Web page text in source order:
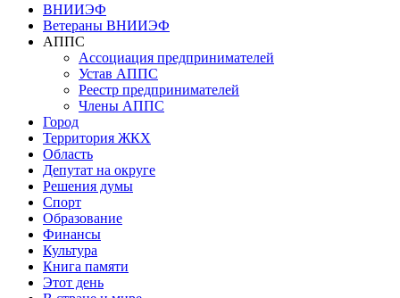
ВНИИЭФ
Ветераны ВНИИЭФ
АППС
Ассоциация предпринимателей
Устав АППС
Реестр предпринимателей
Члены АППС
Город
Территория ЖКХ
Область
Депутат на округе
Решения думы
Спорт
Образование
Финансы
Культура
Книга памяти
Этот день